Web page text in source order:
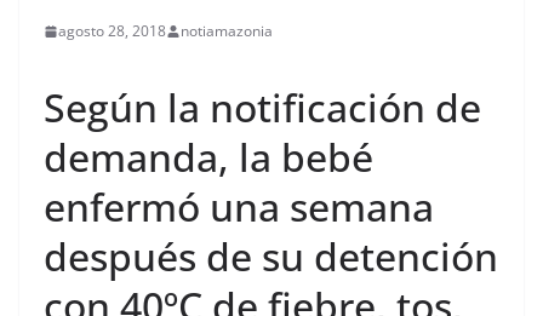
agosto 28, 2018 notiamazonia
Según la notificación de
demanda, la bebé
enfermó una semana
después de su detención